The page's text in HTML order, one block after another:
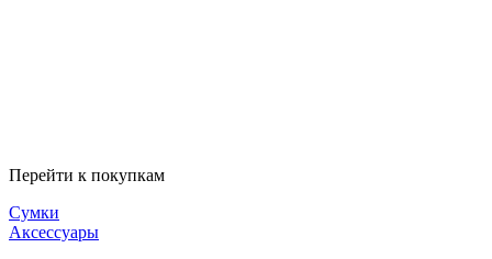
Перейти к покупкам
Сумки
Аксессуары